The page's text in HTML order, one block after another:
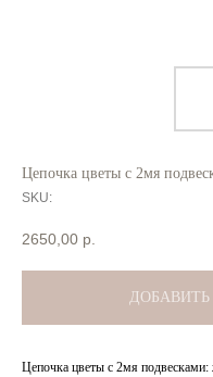
Цепочка цветы с 2мя
SKU:
2650,00 р.
ДОБАВИТЬ
Цепочка цветы с 2мя